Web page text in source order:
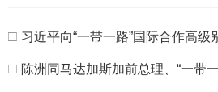
□ 习近平向“一带一路”国际合作高
□ 陈洲同马达加斯加前总理、“一带